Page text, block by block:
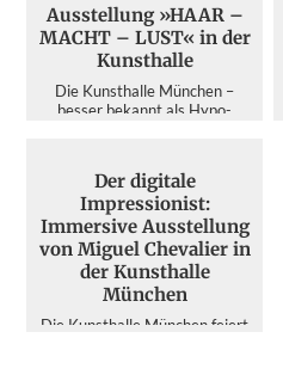
Ausstellung »HAAR –
MACHT – LUST« in der
Kunsthalle
Die Kunsthalle München –
besser bekannt als Hypo-
Der digitale
Impressionist:
Immersive Ausstellung
von Miguel Chevalier in
der Kunsthalle
München
Die Kunsthalle München feiert